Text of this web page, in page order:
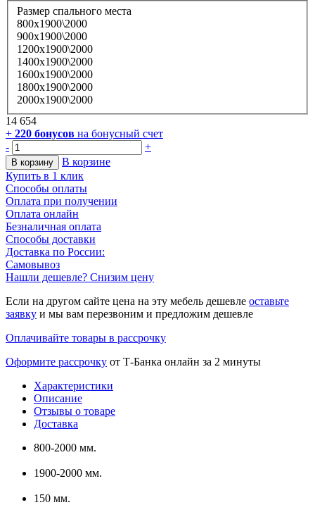
Размер спального места
800х1900\2000
900х1900\2000
1200х1900\2000
1400х1900\2000
1600х1900\2000
1800х1900\2000
2000х1900\2000
14 654
+ 220 бонусов на бонусный счет
-
+
В корзину
В корзине
Купить в 1 клик
Способы оплаты
Оплата при получении
Оплата онлайн
Безналичная оплата
Способы доставки
Доставка по России:
Самовывоз
Нашли дешевле? Снизим цену
Если на другом сайте цена на эту мебель дешевле оставьте
заявку и мы вам перезвоним и предложим дешевле
Оплачивайте товары в рассрочку
Оформите рассрочку от Т-Банка онлайн за 2 минуты
Характеристики
Описание
Отзывы о товаре
Доставка
800-2000 мм.
1900-2000 мм.
150 мм.